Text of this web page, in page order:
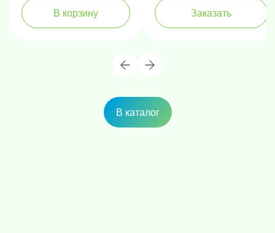
В корзину Заказать
В каталог